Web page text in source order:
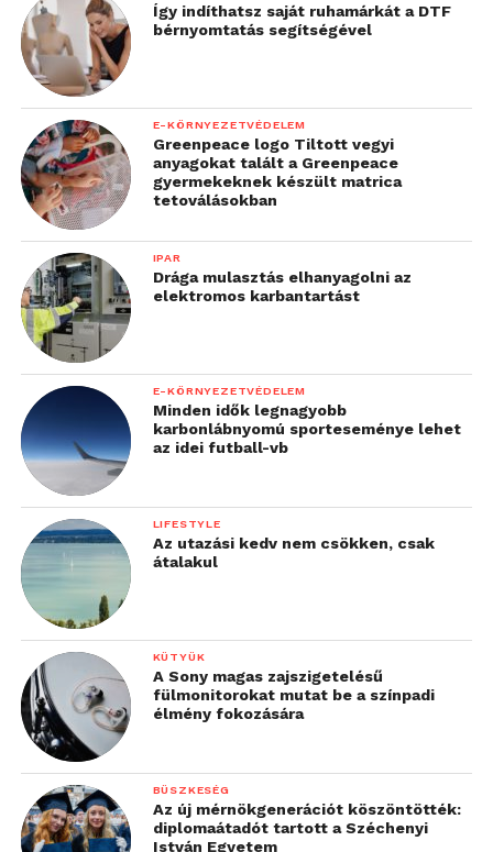
Így indíthatsz saját ruhamárkát a DTF
bérnyomtatás segítségével
E-KÖRNYEZETVÉDELEM
Greenpeace logo Tiltott vegyi
anyagokat talált a Greenpeace
gyermekeknek készült matrica
tetoválásokban
IPAR
Drága mulasztás elhanyagolni az
elektromos karbantartást
E-KÖRNYEZETVÉDELEM
Minden idők legnagyobb
karbonlábnyomú sporteseménye lehet
az idei futball-vb
LIFESTYLE
Az utazási kedv nem csökken, csak
átalakul
KÜTYÜK
A Sony magas zajszigetelésű
fülmonitorokat mutat be a színpadi
élmény fokozására
BÜSZKESÉG
Az új mérnökgenerációt köszöntötték:
diplomaátadót tartott a Széchenyi
István Egyetem